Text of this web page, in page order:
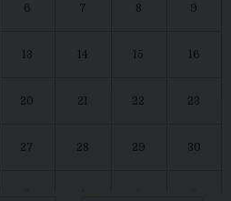
6 7 8 9
13 14 15 16
20 21 22 23
27 28 29 30